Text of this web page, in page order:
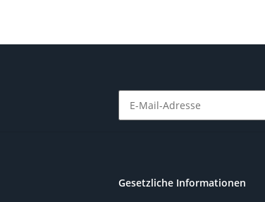
Gesetzliche Informationen